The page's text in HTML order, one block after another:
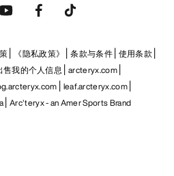
《隐私政策》 条款与条件 使用条款
售我的个人信息 arcteryx.com
leaf.arcteryx.com
Arc'teryx - an Amer Sports Brand